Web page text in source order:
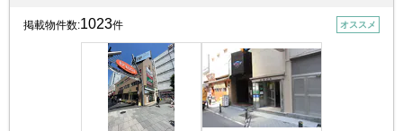
掲載物件数:1023件 オススメ